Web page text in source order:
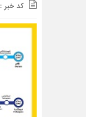
کد خبر : 36339